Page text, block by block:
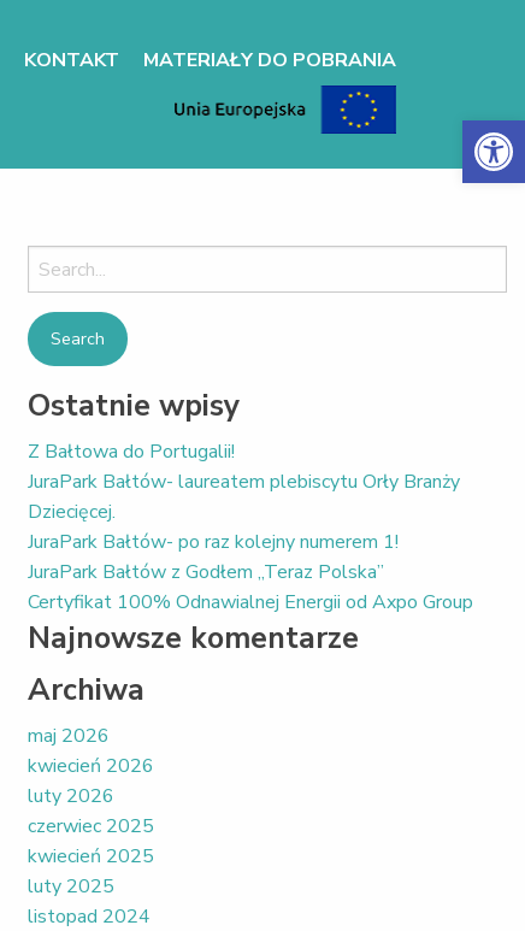
KONTAKT MATERIAŁY DO POBRANIA
Search
for:
Ostatnie wpisy
Z Bałtowa do Portugalii!
JuraPark Bałtów- laureatem plebiscytu Orły Branży
Dziecięcej.
JuraPark Bałtów- po raz kolejny numerem 1!
JuraPark Bałtów z Godłem „Teraz Polska”
Certyfikat 100% Odnawialnej Energii od Axpo Group
Najnowsze komentarze
Archiwa
maj 2026
kwiecień 2026
luty 2026
czerwiec 2025
kwiecień 2025
luty 2025
listopad 2024